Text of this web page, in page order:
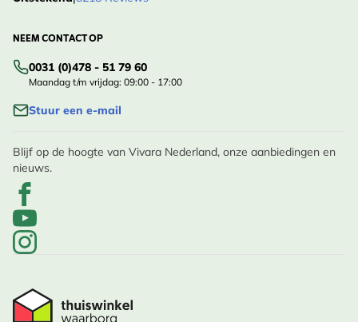
NEEM CONTACT OP
0031 (0)478 - 51 79 60
Maandag t/m vrijdag: 09:00 - 17:00
Stuur een e-mail
Blijf op de hoogte van Vivara Nederland, onze aanbiedingen en
nieuws.